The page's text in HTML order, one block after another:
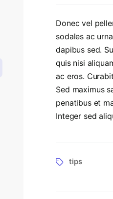
Donec vel
sodales ac
dapibus sed.
quis nisi
ac eros.
Sed maximus
penatibus et
Integer sed
tips